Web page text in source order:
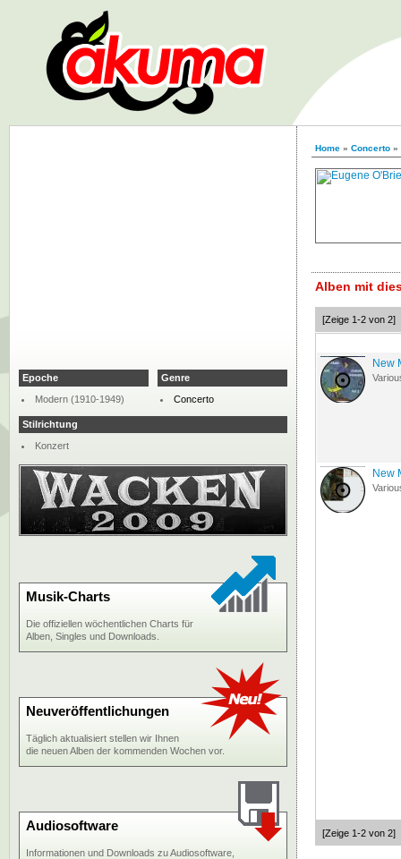
Home » Concerto »
Alben mit
[Zeige 1-2 von 2]
New
New
[Zeige 1-2 von 2]
Epoche
Modern (1910-1949)
Genre
Concerto
Stilrichtung
Konzert
Musik-Charts
Die offiziellen wöchentlichen Charts für
Alben, Singles und Downloads.
Neuveröffentlichungen
Täglich aktualisiert stellen wir Ihnen
die neuen Alben der kommenden Wochen vor.
Audiosoftware
Informationen und Downloads zu Audiosoftware,